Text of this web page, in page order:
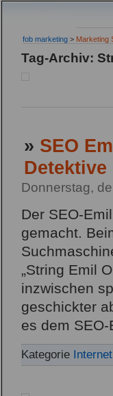
fob marketing > Marketing
Tag-Archiv:
» SEO
Detektive
Donnerstag,
Der SEO-
gemacht.
„String Emil
inzwischen
geschickter
es dem
Kategorie Internet